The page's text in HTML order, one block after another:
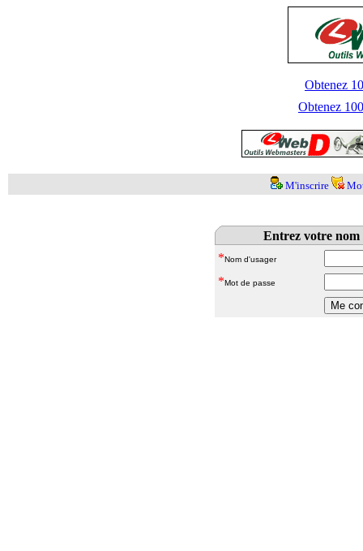
Obtenez
Obtenez
M'inscrire
Entrez votre nom
*Nom d'usager
*Mot de passe